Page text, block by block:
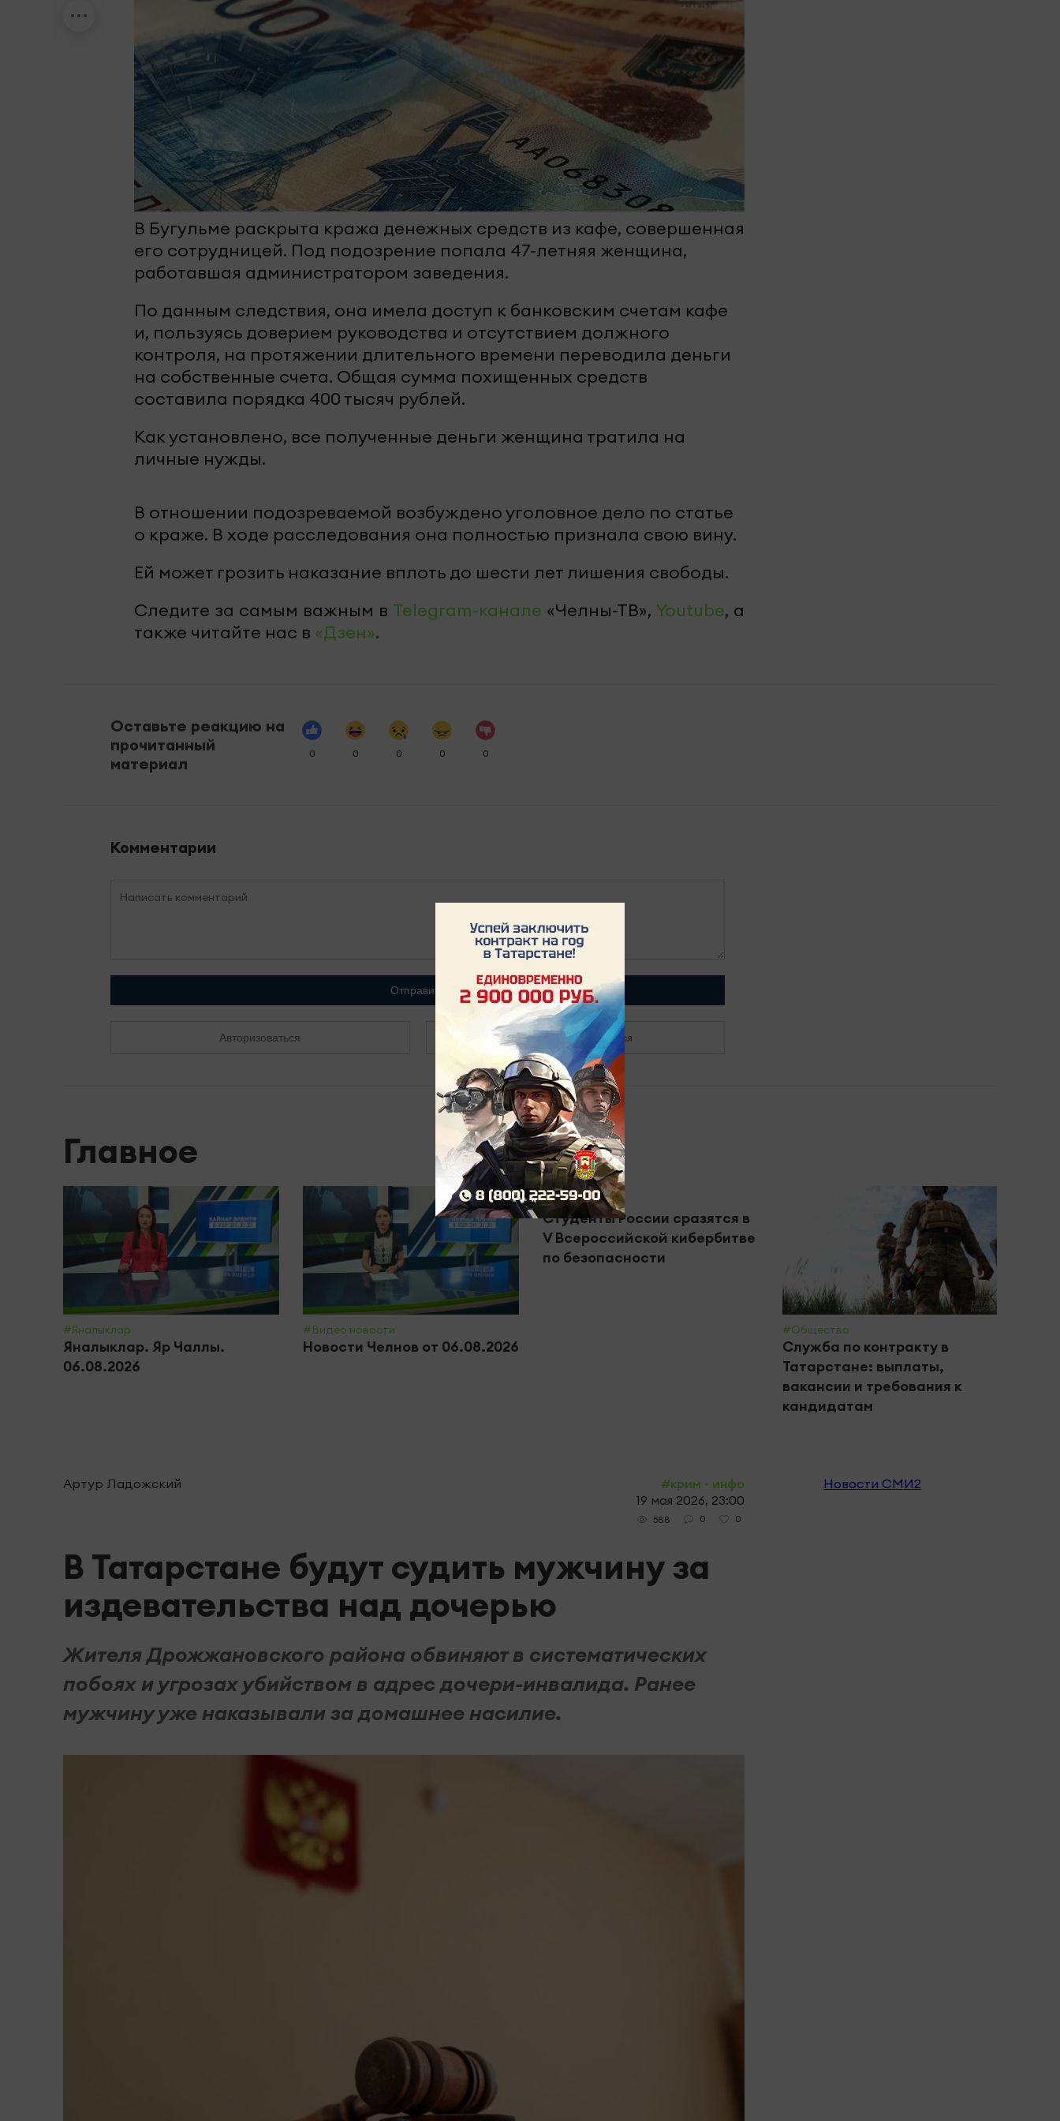
В Бугульме раскрыта кража денежных средств из кафе, совершенная
его сотрудницей. Под подозрение попала 47-летняя женщина,
работавшая администратором заведения.
По данным следствия, она имела доступ к банковским счетам кафе
и, пользуясь доверием руководства и отсутствием должного
контроля, на протяжении длительного времени переводила деньги
на собственные счета. Общая сумма похищенных средств
составила порядка 400 тысяч рублей.
Как установлено, все полученные деньги женщина тратила на
личные нужды.
В отношении подозреваемой возбуждено уголовное дело по статье
о краже. В ходе расследования она полностью признала свою вину.
Ей может грозить наказание вплоть до шести лет лишения свободы.
Следите за самым важным в Telegram-канале «Челны-ТВ», Youtube, а
также читайте нас в «Дзен».
Оставьте реакцию на
прочитанный
материал
0 0 0 0 0
Комментарии
Отправить
Авторизоваться Зарегистрироваться
Главное
#Яналыклар
Яналыклар. Яр Чаллы.
06.08.2026
#Видео новости
Новости Челнов от 06.08.2026
#Общество
Студенты России сразятся в
V Всероссийской кибербитве
по безопасности
#Общество
Служба по контракту в
Татарстане: выплаты,
вакансии и требования к
кандидатам
Артур Ладожский
#крим - инфо
19 мая 2026, 23:00
588 0 0
В Татарстане будут судить мужчину за
издевательства над дочерью
Жителя Дрожжановского района обвиняют в систематических
побоях и угрозах убийством в адрес дочери-инвалида. Ранее
мужчину уже наказывали за домашнее насилие.
Новости СМИ2